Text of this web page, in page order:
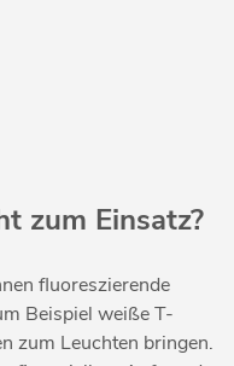
zum Einsatz?
fluoreszierende
Beispiel weiße T-
zum Leuchten bringen.